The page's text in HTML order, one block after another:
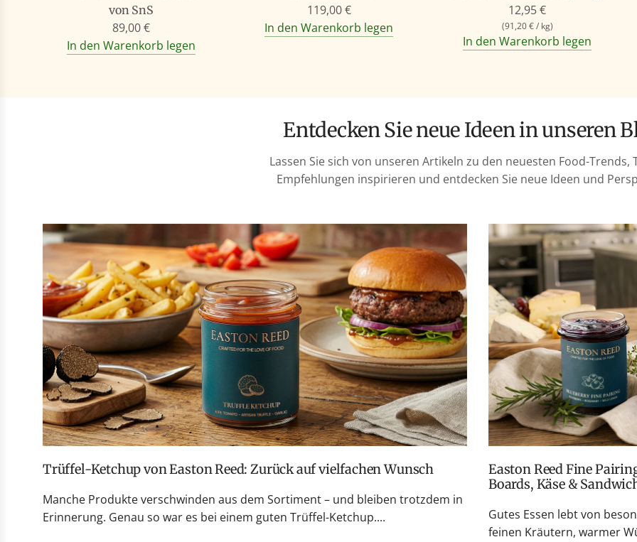
von SnS
89,00 €
In den Warenkorb legen
119,00 €
In den Warenkorb legen
12,95 €
(91,20 €/ kg)
In den Warenkorb legen
Entdecken Sie neue Ideen in unseren
Lassen Sie sich von unseren Artikeln zu den neuesten Food-Trends,
Empfehlungen inspirieren und entdecken Sie neue Ideen und
Trüffel-Ketchup von Easton Reed: Zurück auf vielfachen Wunsch
Manche Produkte verschwinden aus dem Sortiment – und bleiben trotzdem in
Erinnerung. Genau so war es bei einem guten Trüffel-Ketchup....
Easton Reed Fine Pairings: Fruchtige Chutneys für BBQ, Cheese
Boards, Käse &
Gutes Essen lebt von
feinen Kräutern, warmer